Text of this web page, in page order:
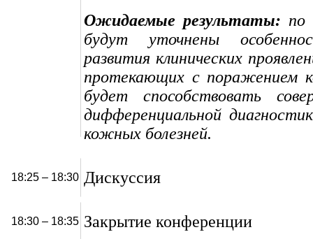
Ожидаемые результаты: по
будут уточнены
развития клинических
протекающих с поражением
будет способствовать
дифференциальной
кожных болезней.
18:25 – 18:30 Дискуссия
18:30 – 18:35 Закрытие конференции